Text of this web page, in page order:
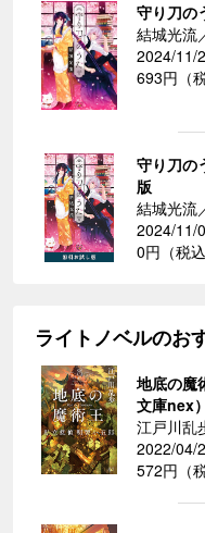
守り刀の
結城光流
2024/11/
693円（
守り刀の
版
結城光流
2024/11/
0円（税込
ライトノベルのお
地底の
文庫nex）
江戸川乱
2022/04/
572円（